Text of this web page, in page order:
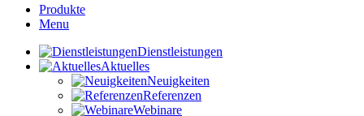
Produkte
Menu
Dienstleistungen
Aktuelles
Neuigkeiten
Referenzen
Webinare